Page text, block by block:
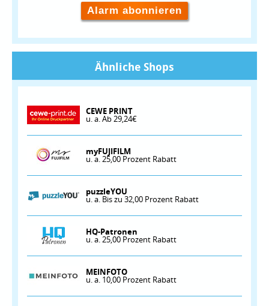
Alarm abonnieren
Ähnliche Shops
CEWE PRINT
u. a. Ab 29,24€
myFUJIFILM
u. a. 25,00 Prozent Rabatt
puzzleYOU
u. a. Bis zu 32,00 Prozent Rabatt
HQ-Patronen
u. a. 25,00 Prozent Rabatt
MEINFOTO
u. a. 10,00 Prozent Rabatt